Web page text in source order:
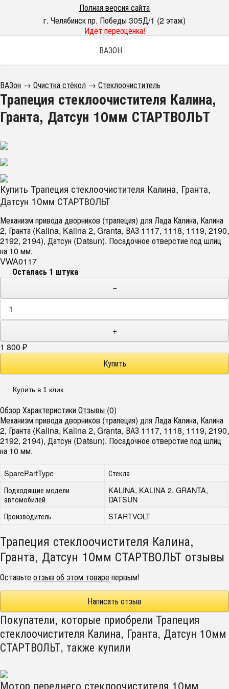
Полная версия сайта
г. Челябинск пр. Победы 305Д/1 (2 этаж)
Идёт переоценка!
ВАЗОН
ВАЗон → Очистка стёкол → Стеклоочиститель
Трапеция стеклоочистителя Калина,
Гранта, Датсун 10мм СТАРТВОЛЬТ
Купить Трапеция стеклоочистителя Калина, Гранта,
Датсун 10мм СТАРТВОЛЬТ
Механизм привода дворников (трапеция) для Лада Калина, Калина
2, Гранта (Kalina, Kalina 2, Granta, ВАЗ 1117, 1118, 1119, 2190,
2192, 2194), Датсун (Datsun). Посадочное отверстие под шлиц
на 10 мм.
VWA0117
Осталась 1 штука
−
+
1 800 ₽
Купить в 1 клик
ОбзорХарактеристикиОтзывы (0)
Механизм привода дворников (трапеция) для Лада Калина, Калина
2, Гранта (Kalina, Kalina 2, Granta, ВАЗ 1117, 1118, 1119, 2190,
2192, 2194), Датсун (Datsun). Посадочное отверстие под шлиц
на 10 мм.
SparePartType
Стекла
Подходящие модели
автомобилей
KALINA, KALINA 2, GRANTA,
DATSUN
Производитель
STARTVOLT
Трапеция стеклоочистителя Калина,
Гранта, Датсун 10мм СТАРТВОЛЬТ отзывы
Оставьтеотзыв об этом товарепервым!
Написать отзыв
Покупатели, которые приобрели Трапеция
стеклоочистителя Калина, Гранта, Датсун 10мм
СТАРТВОЛЬТ, также купили
Мотор переднего стеклоочистителя 10мм